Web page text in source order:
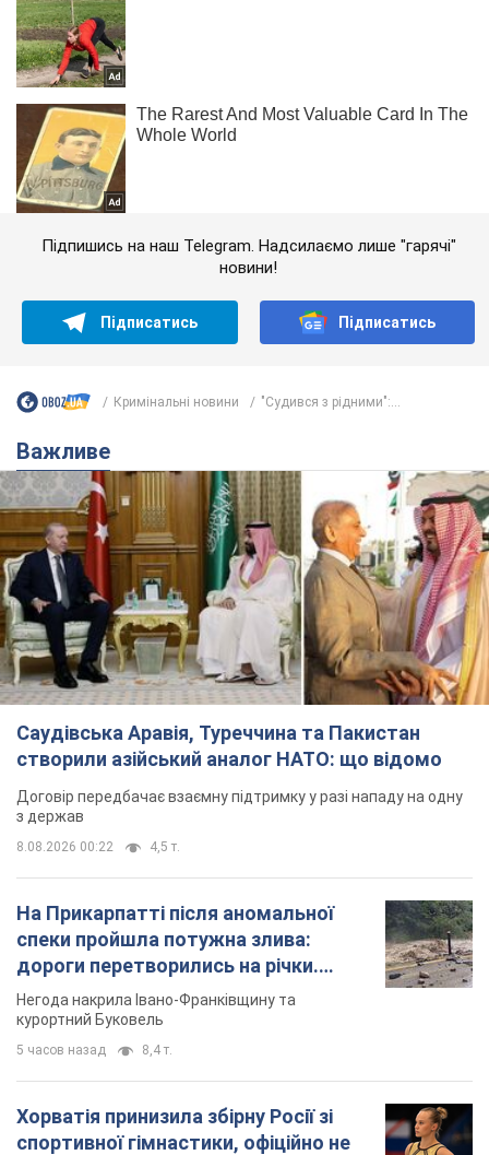
Підпишись на наш Telegram. Надсилаємо лише "гарячі"
новини!
Підписатись Підписатись
Кримінальні новини "Судився з рідними":...
Важливе
Саудівська Аравія, Туреччина та Пакистан
створили азійський аналог НАТО: що відомо
Договір передбачає взаємну підтримку у разі нападу на одну
з держав
8.08.2026 00:22 4,5 т.
На Прикарпатті після аномальної
спеки пройшла потужна злива:
дороги перетворились на річки.
Відео
Негода накрила Івано-Франківщину та
курортний Буковель
5 часов назад 8,4 т.
Хорватія принизила збірну Росії зі
спортивної гімнастики, офіційно не